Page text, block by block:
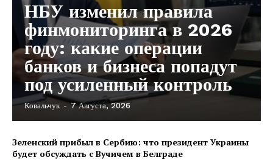
НБУ изменил правила
финмониторинга в 2026
году: какие операции
банков и бизнеса попадут
под усиленный контроль
Ковальчук - 7 Августа, 2026
Зеленский прибыл в Сербию: что президент Украины
будет обсуждать с Вучичем в Белграде